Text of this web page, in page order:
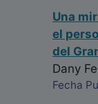
Una
el
del
Dany
Fecha